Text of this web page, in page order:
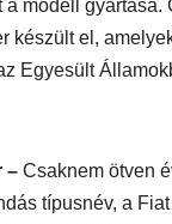
a modell gyártása.
készült el,
Egyesült
– Csaknem ötven
típusnév, a